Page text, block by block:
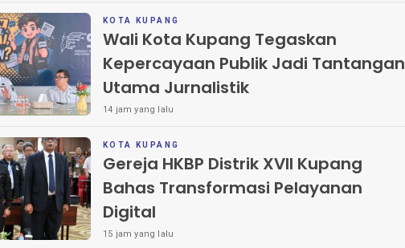
KOTA KUPANG
Wali Kota Kupang Tegaskan
Kepercayaan Publik Jadi Tantangan
Utama Jurnalistik
14 jam yang lalu
KOTA KUPANG
Gereja HKBP Distrik XVII Kupang
Bahas Transformasi Pelayanan
Digital
15 jam yang lalu